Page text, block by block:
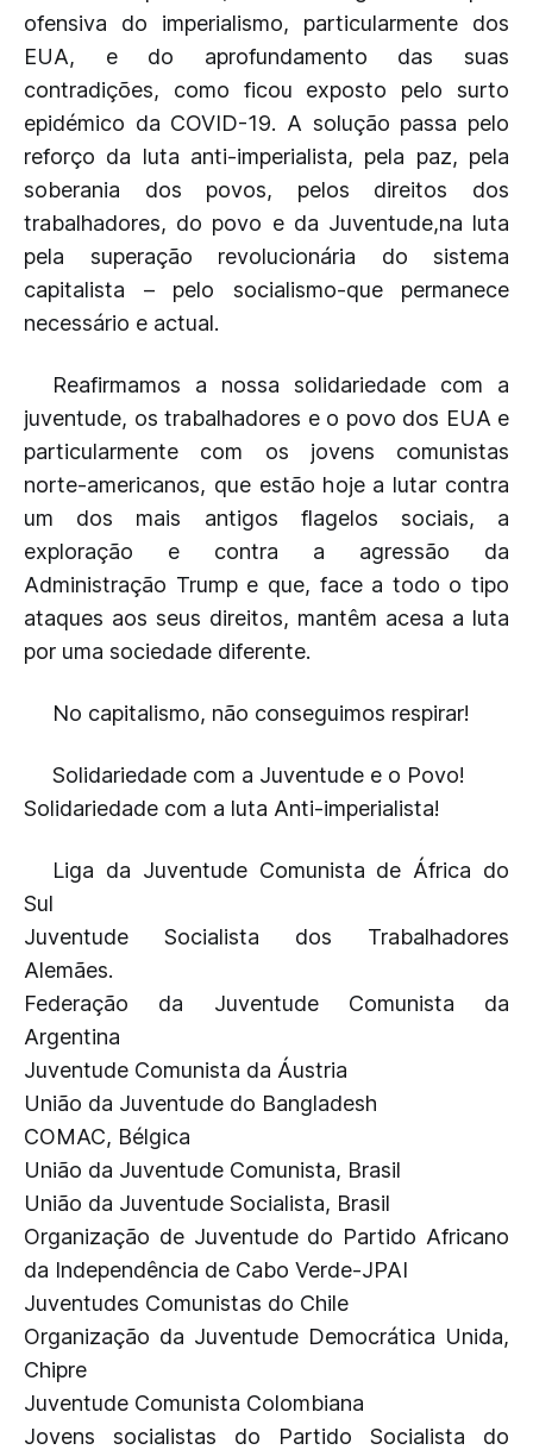
ofensiva do imperialismo, particularmente dos
EUA, e do aprofundamento das suas
contradições, como ficou exposto pelo surto
epidémico da COVID-19. A solução passa pelo
reforço da luta anti-imperialista, pela paz, pela
soberania dos povos, pelos direitos dos
trabalhadores, do povo e da Juventude,na luta
pela superação revolucionária do sistema
capitalista – pelo socialismo-que permanece
necessário e actual.
Reafirmamos a nossa solidariedade com a
juventude, os trabalhadores e o povo dos EUA e
particularmente com os jovens comunistas
norte-americanos, que estão hoje a lutar contra
um dos mais antigos flagelos sociais, a
exploração e contra a agressão da
Administração Trump e que, face a todo o tipo
ataques aos seus direitos, mantêm acesa a luta
por uma sociedade diferente.
No capitalismo, não conseguimos respirar!
Solidariedade com a Juventude e o Povo!
Solidariedade com a luta Anti-imperialista!
Liga da Juventude Comunista de África do
Sul
Juventude Socialista dos Trabalhadores
Alemães.
Federação da Juventude Comunista da
Argentina
Juventude Comunista da Áustria
União da Juventude do Bangladesh
COMAC, Bélgica
União da Juventude Comunista, Brasil
União da Juventude Socialista, Brasil
Organização de Juventude do Partido Africano
da Independência de Cabo Verde-JPAI
Juventudes Comunistas do Chile
Organização da Juventude Democrática Unida,
Chipre
Juventude Comunista Colombiana
Jovens socialistas do Partido Socialista do